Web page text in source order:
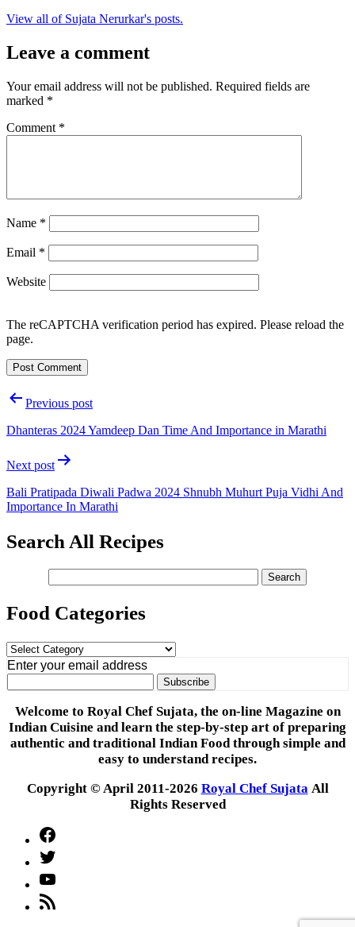
View all of Sujata Nerurkar's posts.
Leave a comment
Your email address will not be published. Required fields are
marked *
Comment *
Name *
Email *
Website
The reCAPTCHA verification period has expired. Please reload the
page.
PostPrevious post
Dhanteras 2024 Yamdeep Dan Time And Importance in Marathi
Next post
Bali Pratipada Diwali Padwa 2024 Shnubh Muhurt Puja Vidhi And
Importance In Marathi
Search All Recipes
Food Categories
Food
Categories
Enter your email address
Welcome to Royal Chef Sujata, the on-line Magazine on
Indian Cuisine and learn the step-by-step art of preparing
authentic and traditional Indian Food through simple and
easy to understand recipes.
Copyright © April 2011-2026 Royal Chef Sujata All
Rights Reserved